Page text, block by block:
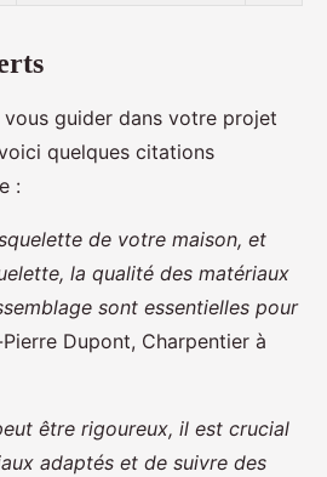
guider dans votre projet
quelques citations
:
de votre maison, et
la qualité des matériaux
sont essentielles pour
Dupont, Charpentier à
être rigoureux, il est crucial
adaptés et de suivre des